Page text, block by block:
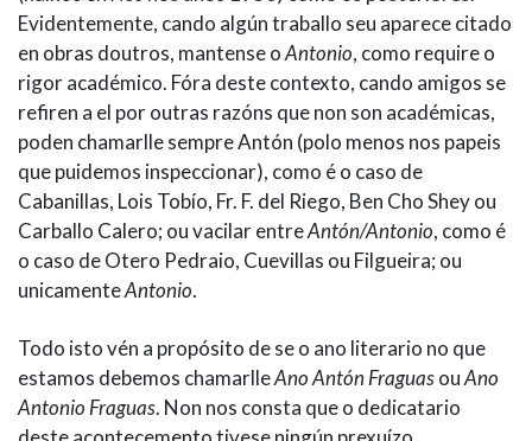
Evidentemente, cando algún traballo seu aparece citado
en obras doutros, mantense oAntonio, como require o
rigor académico. Fóra deste contexto, cando amigos se
refiren a el por outras razóns que non son académicas,
poden chamarlle sempre Antón (polo menos nos papeis
que puidemos inspeccionar), como é o caso de
Cabanillas, Lois Tobío, Fr. F. del Riego, Ben Cho Shey ou
Carballo Calero; ou vacilar entreAntón/Antonio, como é
o caso de Otero Pedraio, Cuevillas ou Filgueira; ou
unicamenteAntonio.
Todo isto vén a propósito de se o ano literario no que
estamos debemos chamarlleAno Antón FraguasouAno
Antonio Fraguas. Non nos consta que o dedicatario